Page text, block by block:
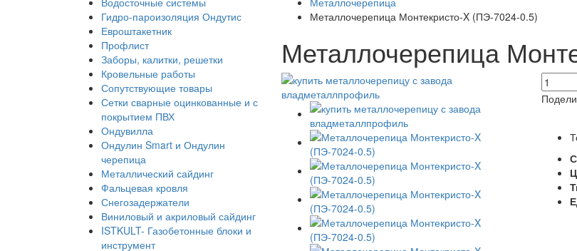
Гидро-пароизоляция Ондутис
Евроштакетник
Профлист
Заборы, калитки, решетки
Кровельные работы
Сопутствующие товары
Сетки сварные оцинкованные и с
покрытием ПВХ
Ондувилла
Ондулин Smart и Ондулин
черепица
Металлический сайдинг
Фальцевая кровля
Снегозадержатели
Виниловый и акриловый сайдинг
ISTKULT- Газобетонные блоки и
инструмент
Металлочерепица Монтекристо-X (ПЭ-7024-0.5)
Металлочерепица